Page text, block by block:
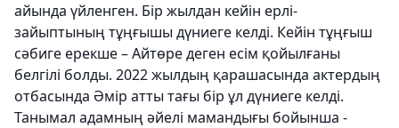
айында үйленген. Бір жылдан кейін ерлі-
зайыптының тұңғышы дүниеге келді. Кейін тұңғыш
сәбиге ерекше – Айтөре деген есім қойылғаны
белгілі болды. 2022 жылдың қарашасында актердың
отбасында Әмір атты тағы бір ұл дүниеге келді.
Танымал адамның әйелі мамандығы бойынша -